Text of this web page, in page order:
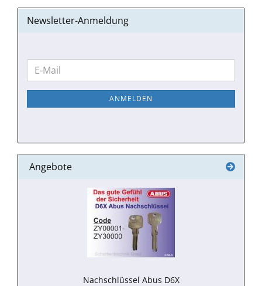
Newsletter-Anmeldung
WEITER
ZUR
NEWSLETTER-
E-
Mail
ANMELDEN
Angebote
Nachschlüssel Abus D6X